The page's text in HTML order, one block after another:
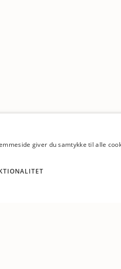
giver du samtykke til alle